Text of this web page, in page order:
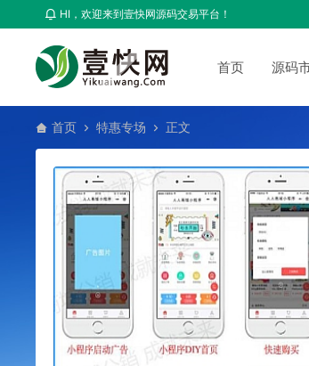
HI，欢迎来到壹快网源码交易平台！
首页 源码
首页 特惠专场 正文